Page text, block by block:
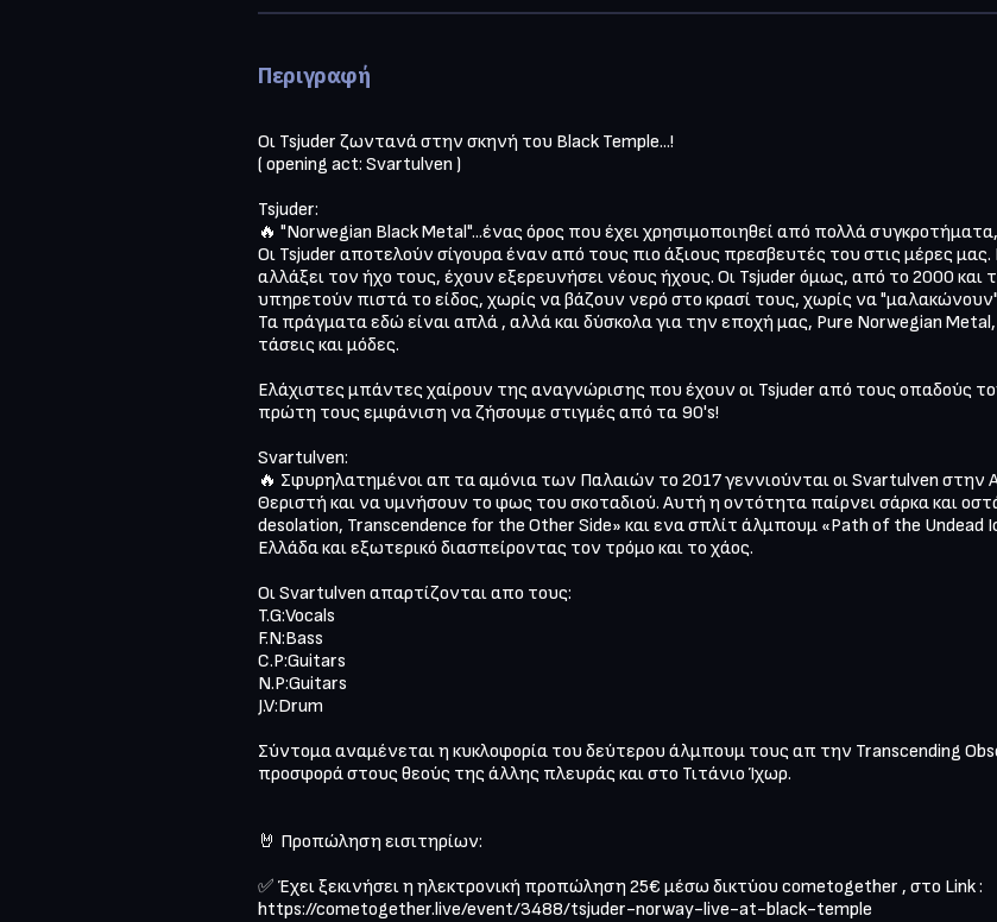
Περιγραφή
Οι Tsjuder ζωντανά στην σκηνή του Black Temple...!
( opening act: Svartulven )
Tsjuder:
🔥 "Norwegian Black Metal"...ένας όρος που έχει χρησιμοποιηθεί από πολλά
Οι Tsjuder αποτελούν σίγουρα έναν από τους πιο άξιους πρεσβευτές του στις μέρες μας.
αλλάξει τον ήχο τους, έχουν εξερευνήσει νέους ήχους. Οι Tsjuder όμως, από το 2000
υπηρετούν πιστά το είδος, χωρίς να βάζουν νερό στο κρασί τους, χωρίς να
Τα πράγματα εδώ είναι απλά , αλλά και δύσκολα για την εποχή μας, Pure Norwegian
τάσεις και μόδες.
Ελάχιστες μπάντες χαίρουν της αναγνώρισης που έχουν οι Tsjuder από τους οπαδούς
πρώτη τους εμφάνιση να ζήσουμε στιγμές από τα 90's!
Svartulven:
🔥 Σφυρηλατημένοι απ τα αμόνια των Παλαιών το 2017 γεννιούνται οι Svartulven στην
Θεριστή και να υμνήσουν το φως του σκοταδιού. Αυτή η οντότητα παίρνει σάρκα και
desolation, Transcendence for the Other Side» και ενα σπλίτ άλμπουμ «Path of the Undead
Ελλάδα και εξωτερικό διασπείροντας τον τρόμο και το χάος.
Οι Svartulven απαρτίζονται απο τους:
T.G:Vocals
F.N:Bass
C.P:Guitars
Ν.P:Guitars
J.V:Drum
Σύντομα αναμένεται η κυκλοφορία του δεύτερου άλμπουμ τους απ την Transcending
προσφορά στους θεούς της άλλης πλευράς και στο Τιτάνιο Ίχωρ.
🤘 Προπώληση εισιτηρίων:
✅ Έχει ξεκινήσει η ηλεκτρονική προπώληση 25€ μέσω δικτύου cometogether , στο Link :
https://cometogether.live/event/3488/tsjuder-norway-live-at-black-temple